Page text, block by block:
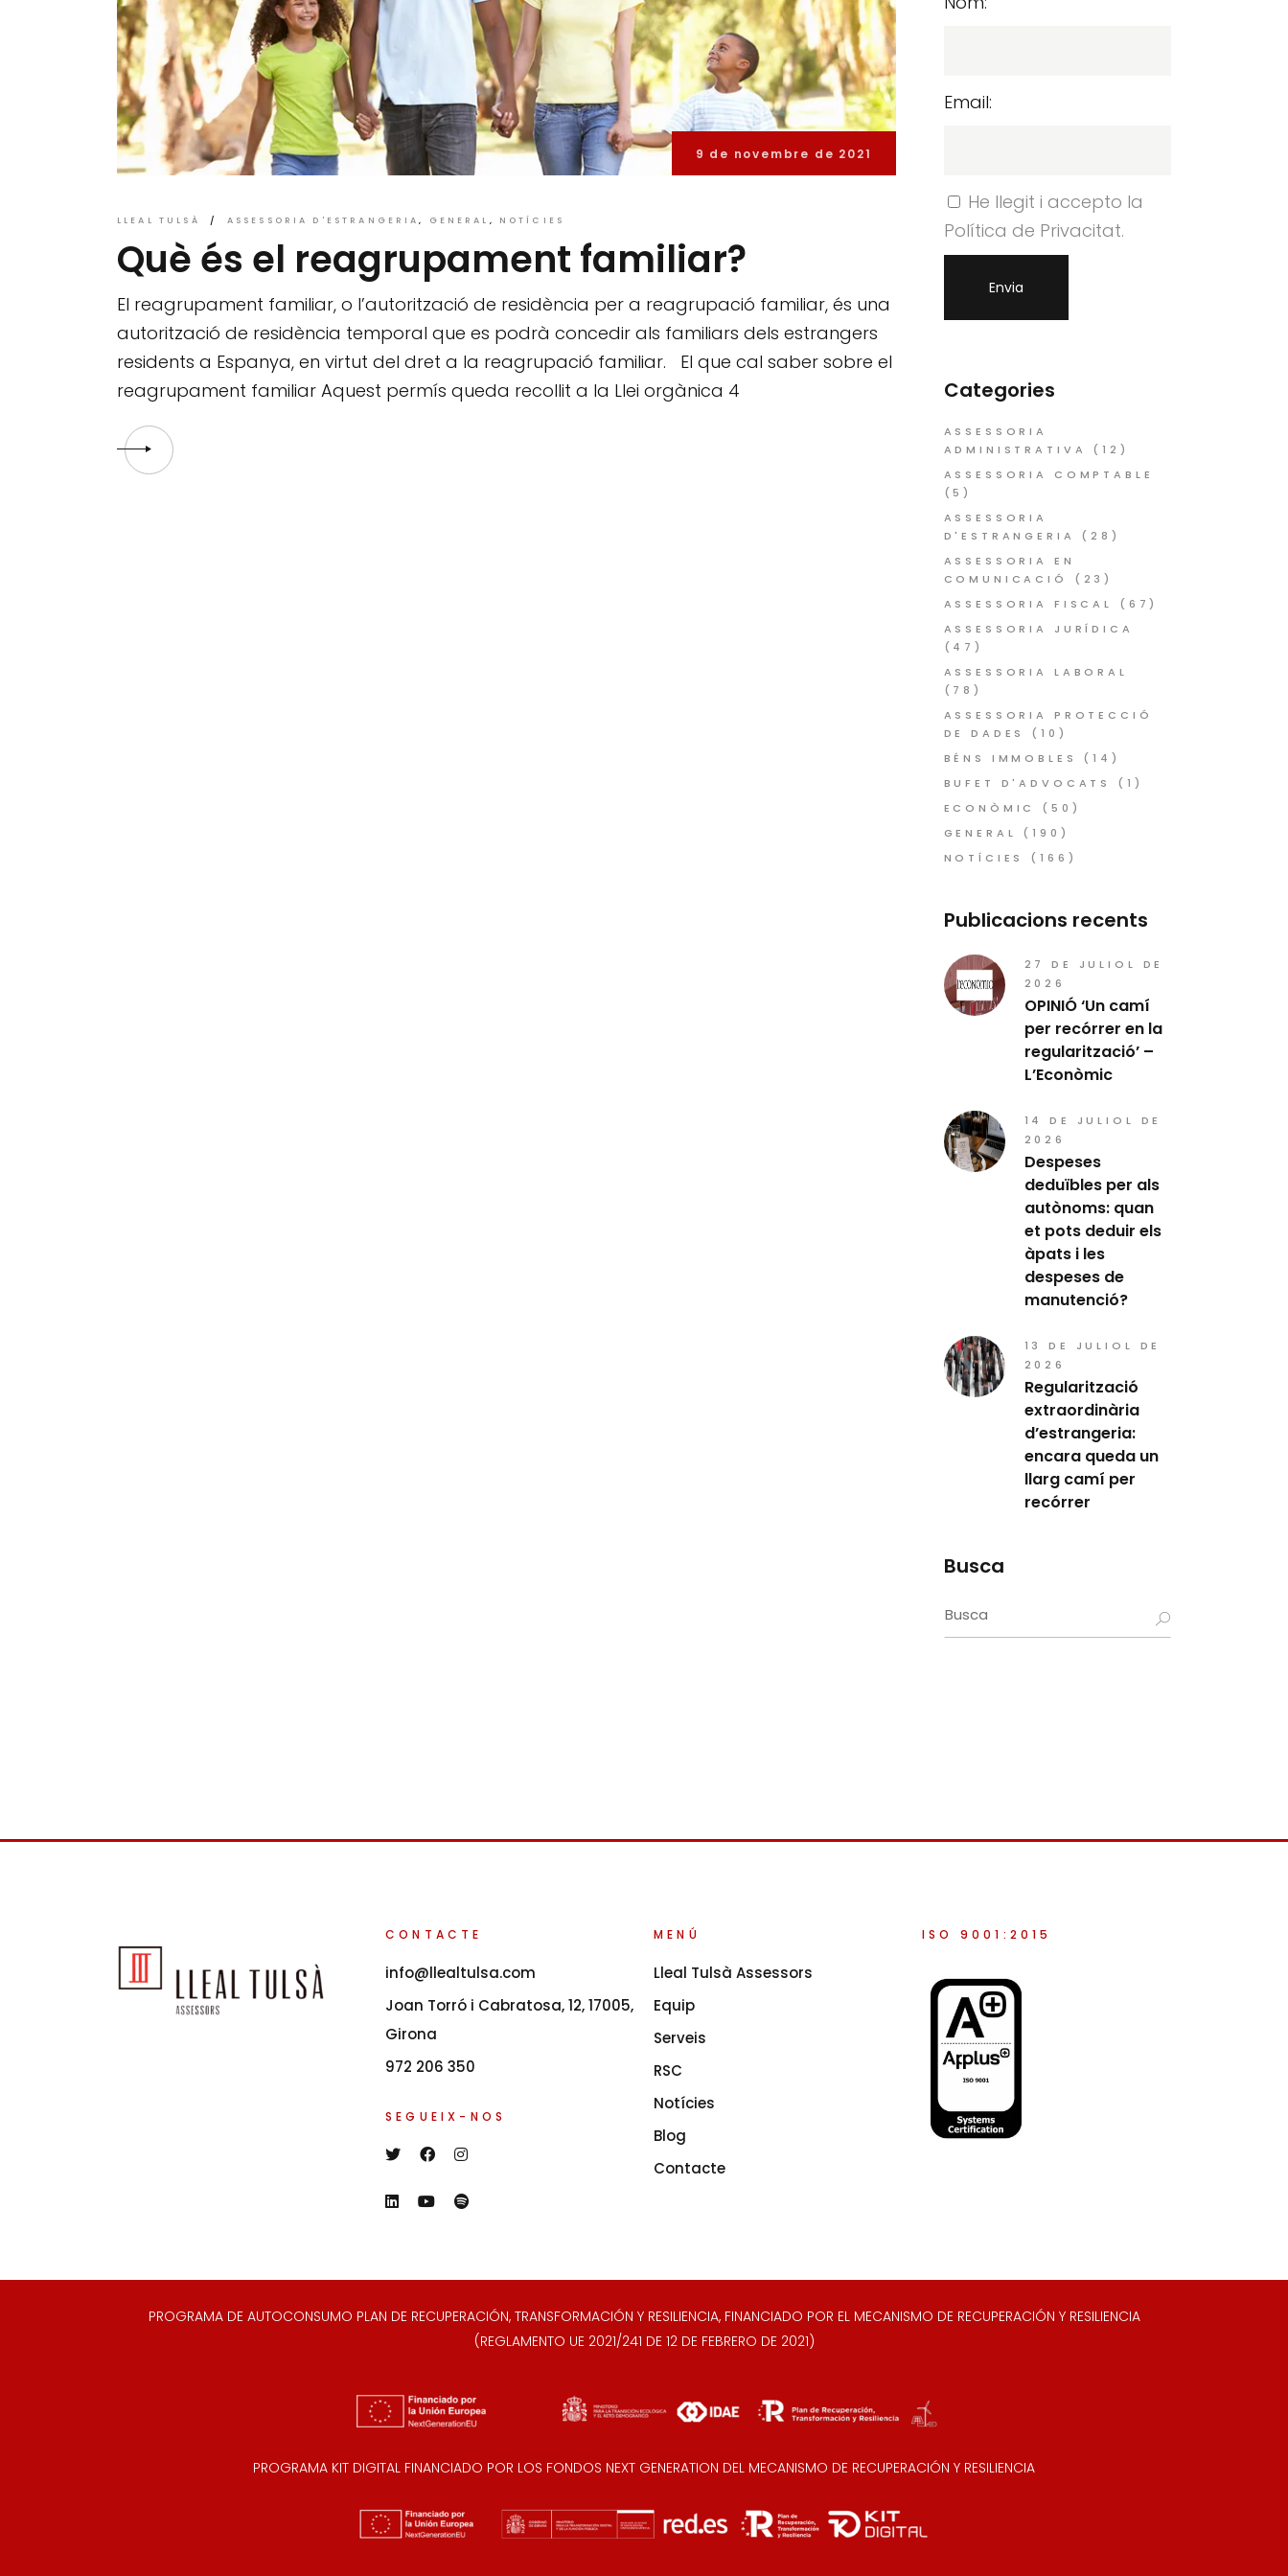
9 de novembre de 2021
LLEAL TULSÀ ASSESSORIA D'ESTRANGERIA GENERAL NOTÍCIES
Què és el reagrupament familiar?
El reagrupament familiar, o l’autorització de residència per a reagrupació familiar, és una
autorització de residència temporal que es podrà concedir als familiars dels estrangers
residents a Espanya, en virtut del dret a la reagrupació familiar. El que cal saber sobre el
reagrupament familiar Aquest permís queda recollit a la Llei orgànica 4
Email:
He llegit i accepto la
Política de Privacitat.
Categories
ASSESSORIA
ADMINISTRATIVA
(12)
ASSESSORIA COMPTABLE
(5)
ASSESSORIA
D'ESTRANGERIA
(28)
ASSESSORIA EN
COMUNICACIÓ
(23)
ASSESSORIA FISCAL
(67)
ASSESSORIA JURÍDICA
(47)
ASSESSORIA LABORAL
(78)
ASSESSORIA PROTECCIÓ
DE DADES
(10)
BÉNS IMMOBLES
(14)
BUFET D'ADVOCATS
(1)
ECONÒMIC
(50)
GENERAL
(190)
NOTÍCIES
(166)
Publicacions recents
27 DE JULIOL DE
2026
OPINIÓ ‘Un camí
per recórrer en la
regularització’ –
L’Econòmic
14 DE JULIOL DE
2026
Despeses
deduïbles per als
autònoms: quan
et pots deduir els
àpats i les
despeses de
manutenció?
13 DE JULIOL DE
2026
Regularització
extraordinària
d’estrangeria:
encara queda un
llarg camí per
recórrer
Busca
Search
for:
CONTACTE
info@llealtulsa.com
Joan Torró i Cabratosa, 12, 17005,
Girona
972 206 350
SEGUEIX-NOS
MENÚ
Lleal Tulsà Assessors
Equip
Serveis
RSC
Notícies
Blog
Contacte
ISO 9001:2015
PROGRAMA DE AUTOCONSUMO PLAN DE RECUPERACIÓN, TRANSFORMACIÓN Y RESILIENCIA, FINANCIADO POR EL MECANISMO DE RECUPERACIÓN Y RESILIENCIA
(REGLAMENTO UE 2021/241 DE 12 DE FEBRERO DE 2021)
PROGRAMA KIT DIGITAL FINANCIADO POR LOS FONDOS NEXT GENERATION DEL MECANISMO DE RECUPERACIÓN Y RESILIENCIA